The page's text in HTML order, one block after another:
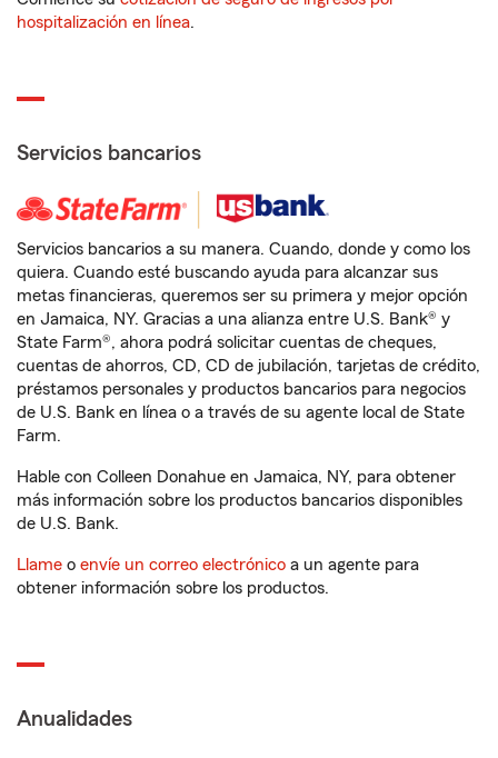
hospitalización en línea.
Servicios bancarios
Servicios bancarios a su manera. Cuando, donde y como los
quiera. Cuando esté buscando ayuda para alcanzar sus
metas financieras, queremos ser su primera y mejor opción
en Jamaica, NY. Gracias a una alianza entre U.S. Bank® y
State Farm®, ahora podrá solicitar cuentas de cheques,
cuentas de ahorros, CD, CD de jubilación, tarjetas de crédito,
préstamos personales y productos bancarios para negocios
de U.S. Bank en línea o a través de su agente local de State
Farm.
Hable con Colleen Donahue en Jamaica, NY, para obtener
más información sobre los productos bancarios disponibles
de U.S. Bank.
Llame o envíe un correo electrónico a un agente para
obtener información sobre los productos.
Anualidades